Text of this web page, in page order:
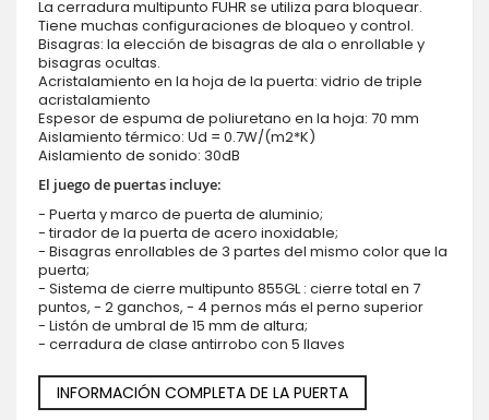
La cerradura multipunto FUHR se utiliza para bloquear.
Tiene muchas configuraciones de bloqueo y control.
Bisagras: la elección de bisagras de ala o enrollable y
bisagras ocultas.
Acristalamiento en la hoja de la puerta: vidrio de triple
acristalamiento
Espesor de espuma de poliuretano en la hoja: 70 mm
Aislamiento térmico: Ud = 0.7W/(m2*K)
Aislamiento de sonido: 30dB
El juego de puertas incluye:
- Puerta y marco de puerta de aluminio;
- tirador de la puerta de acero inoxidable;
- Bisagras enrollables de 3 partes del mismo color que la
puerta;
- Sistema de cierre multipunto 855GL : cierre total en 7
puntos, - 2 ganchos, - 4 pernos más el perno superior
- Listón de umbral de 15 mm de altura;
- cerradura de clase antirrobo con 5 llaves
INFORMACIÓN COMPLETA DE LA PUERTA